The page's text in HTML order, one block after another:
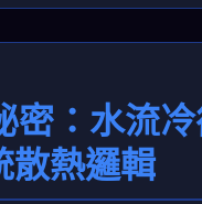
密：水流
散熱邏輯